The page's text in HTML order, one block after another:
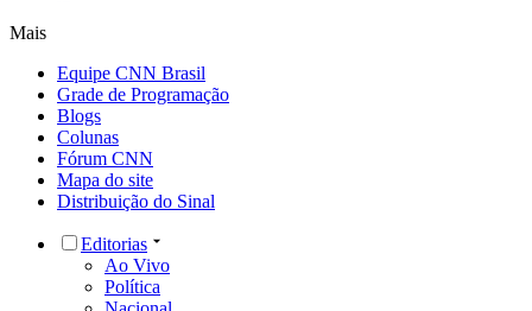
Mais
Equipe CNN Brasil
Grade de Programação
Blogs
Colunas
Fórum CNN
Mapa do site
Distribuição do Sinal
Editorias
Ao Vivo
Política